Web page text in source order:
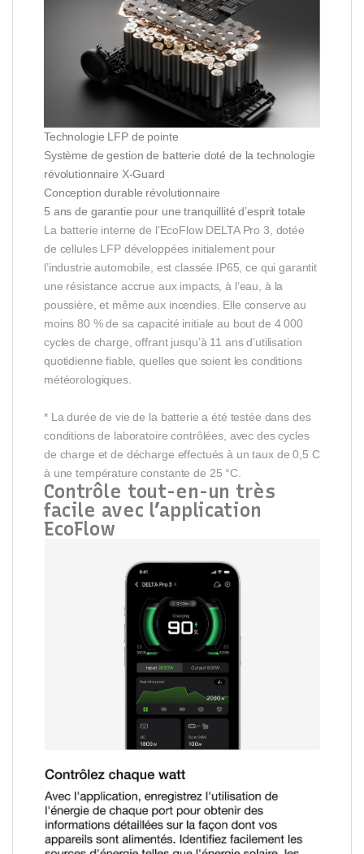
Technologie LFP de pointe
Système de gestion de batterie doté de la technologie
révolutionnaire X-Guard
Conception durable révolutionnaire
5 ans de garantie pour une tranquillité d’esprit totale
La batterie interne de l’EcoFlow DELTA Pro 3, dotée
de cellules LFP développées initialement pour
l’industrie automobile, est classée IP65, ce qui garantit
une résistance accrue aux impacts, à l’eau, à la
poussière, et même aux incendies. Elle conserve au
moins 80 % de sa capacité initiale au bout de 4 000
cycles de charge, offrant jusqu’à 11 ans d’utilisation
quotidienne fiable, quelles que soient les conditions
météorologiques.
* La durée de vie de la batterie a été testée dans des
conditions de laboratoire contrôlées, avec des cycles
de charge et de décharge effectués à un taux de 0,5 C
à une température constante de 25 °C.
Contrôle tout-en-un très
facile avec l’application
EcoFlow